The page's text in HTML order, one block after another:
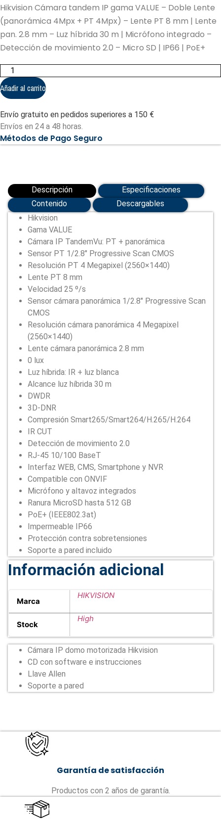
Hikvision Cámara tandem IP gama VALUE – Doble Lente
(panorámica 4Mpx + PT 4Mpx) – Lente PT 8 mm | Lente
pan. 2.8 mm – Luz híbrida 30 m | Micrófono integrado –
Detección de movimiento 2.0 – Micro SD | IP66 | PoE+
Hikvision
Cámara
tandem
IP
gama
-
Doble
Lente
(panorámica
4Mpx
2SE2C400MWG-
E/14(2.8/8mm))
cantidad
Añadir al carrito
Envío gratuito en pedidos superiores a 150 €
Envíos en 24 a 48 horas.
Métodos de Pago Seguro
Descripción
Especificaciones
Contenido
Descargables
Hikvision
Gama VALUE
Cámara IP TandemVu: PT + panorámica
Sensor PT 1/2.8″ Progressive Scan CMOS
Resolución PT 4 Megapixel (2560×1440)
Lente PT 8 mm
Velocidad 25 º/s
Sensor cámara panorámica 1/2.8″ Progressive Scan
CMOS
Resolución cámara panorámica 4 Megapixel
(2560×1440)
Lente cámara panorámica 2.8 mm
0 lux
Luz híbrida: IR + luz blanca
Alcance luz híbrida 30 m
DWDR
3D-DNR
Compresión Smart265/Smart264/H.265/H.264
IR CUT
Detección de movimiento 2.0
RJ-45 10/100 BaseT
Interfaz WEB, CMS, Smartphone y NVR
Compatible con ONVIF
Micrófono y altavoz integrados
Ranura MicroSD hasta 512 GB
PoE+ (IEEE802.3at)
Impermeable IP66
Protección contra sobretensiones
Soporte a pared incluido
Información adicional
Marca
HIKVISION
Stock
High
Cámara IP domo motorizada Hikvision
CD con software e instrucciones
Llave Allen
Soporte a pared
Garantía de satisfacción
Productos con 2 años de garantía.